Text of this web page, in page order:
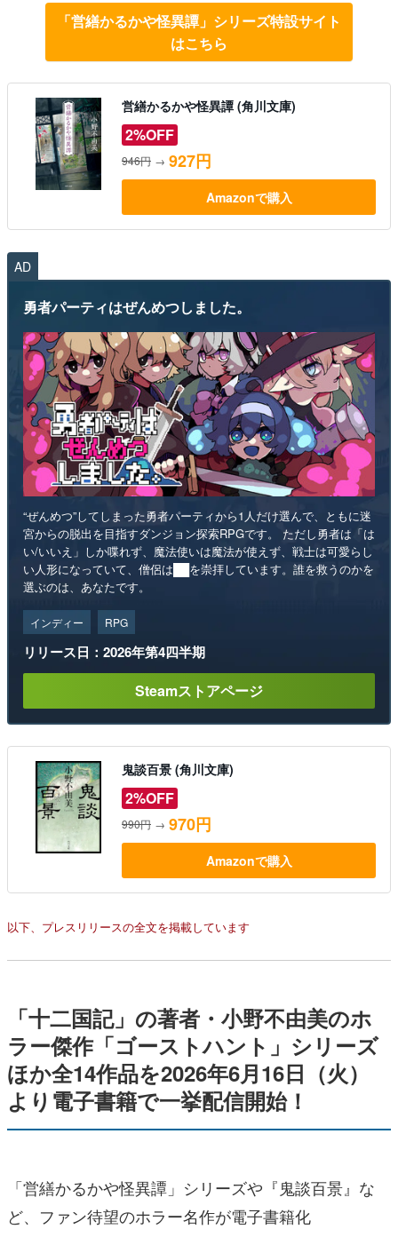
「営繕かるかや怪異譚」シリーズ特設サイト
はこちら
営繕かるかや怪異譚 (角川文庫)
2%OFF
946円 → 927円
Amazonで購入
AD
勇者パーティはぜんめつしました。
“ぜんめつ”してしまった勇者パーティから1人だけ選んで、ともに迷
宮からの脱出を目指すダンジョン探索RPGです。 ただし勇者は「は
い/いいえ」しか喋れず、魔法使いは魔法が使えず、戦士は可愛らし
い人形になっていて、僧侶は██を崇拝しています。誰を救うのかを
選ぶのは、あなたです。
インディー RPG
リリース日：2026年第4四半期
Steamストアページ
鬼談百景 (角川文庫)
2%OFF
990円 → 970円
Amazonで購入
以下、プレスリリースの全文を掲載しています
「十二国記」の著者・小野不由美のホ
ラー傑作「ゴーストハント」シリーズ
ほか全14作品を2026年6月16日（火）
より電子書籍で一挙配信開始！
「営繕かるかや怪異譚」シリーズや『鬼談百景』な
ど、ファン待望のホラー名作が電子書籍化